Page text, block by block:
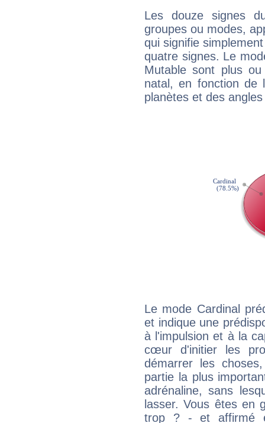
Les douze signes
groupes ou modes,
qui signifie
quatre signes. Le
Mutable sont plus
natal, en fonction de
planètes et des
Le mode Cardinal
et indique une
à l'impulsion et à la
cœur d'initier les
démarrer les
partie la plus
adrénaline, sans
lasser. Vous êtes en
trop ? - et affirmé